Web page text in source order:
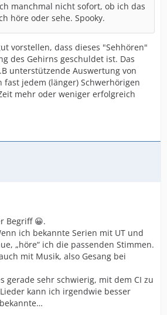
manchmal nicht sofort, ob ich das
höre oder sehe. Spooky.
vorstellen, dass dieses "Sehhören"
des Gehirns geschuldet ist. Das
unterstützende Auswertung von
fast jedem (länger) Schwerhörigen
mehr oder weniger erfolgreich
Begriff 😀.
ich bekannte Serien mit UT und
„höre“ ich die passenden Stimmen.
mit Musik, also Gesang bei
gerade sehr schwierig, mit dem CI zu
kann ich irgendwie besser